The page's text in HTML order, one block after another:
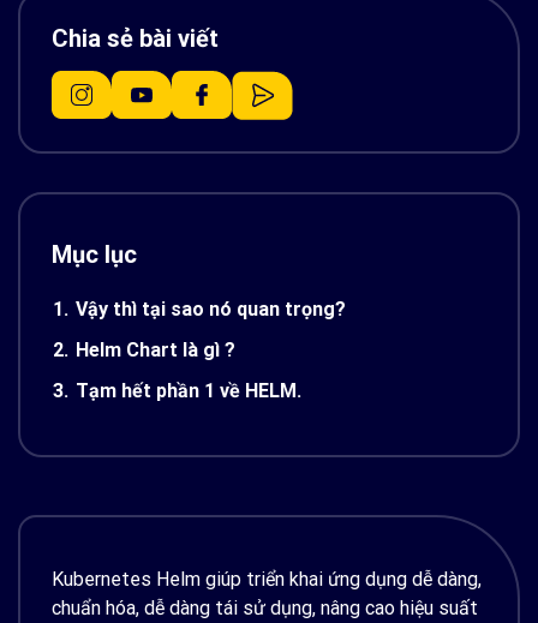
Chia sẻ bài viết
Mục lục
1. Vậy thì tại sao nó quan trọng?
2. Helm Chart là gì ?
3. Tạm hết phần 1 về HELM.
Kubernetes Helm giúp triển khai ứng dụng dễ dàng,
chuẩn hóa, dễ dàng tái sử dụng, nâng cao hiệu suất